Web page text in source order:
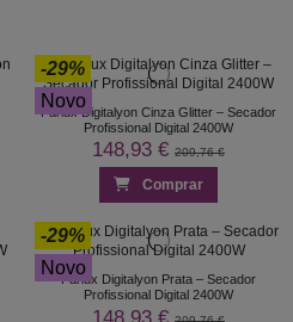
-29%
Novo
Parlux Digitalyon Cinza Glitter – Secador
Profissional Digital 2400W
148,93 € 209,76 €
Comprar
-29%
Novo
Parlux Digitalyon Prata – Secador
Profissional Digital 2400W
148,93 €